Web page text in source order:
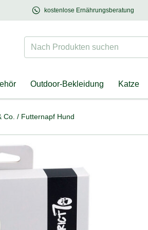
– mit Herz für Hund & Halter
kostenlose Ernährungsberatung
Kontaktieren Sie unsere
Nach Produkten suchen
Outdoor-Bekleidung Katze
Co. / Futternapf Hund